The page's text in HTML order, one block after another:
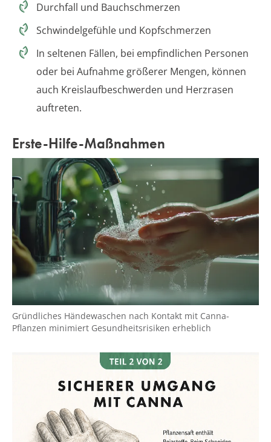
Durchfall und Bauchschmerzen
Schwindelgefühle und Kopfschmerzen
In seltenen Fällen, bei empfindlichen Personen
oder bei Aufnahme größerer Mengen, können
auch Kreislaufbeschwerden und Herzrasen
auftreten.
Erste-Hilfe-Maßnahmen
Gründliches Händewaschen nach Kontakt mit Canna-
Pflanzen minimiert Gesundheitsrisiken erheblich